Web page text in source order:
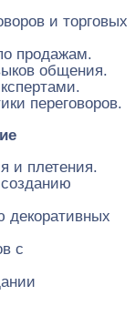
и торговых
продажам.
общения.
переговоров.
и плетения.
декоративных
с